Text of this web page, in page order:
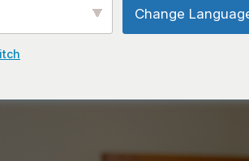
UNA PRESENTACIÓN/MESA
Change